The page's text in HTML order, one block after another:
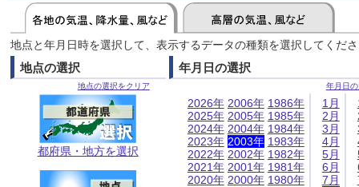
地点と年月日時を選択して、表示するデータの種類を選択してくだ
地点の選択
地点の選択をクリア
都府県・地方を選択
年月日の選択
年月日
2026年
2025年
2024年
2023年
2022年
2021年
2020年
2006年
2005年
2004年
2003年
2002年
2001年
2000年
1986年
1985年
1984年
1983年
1982年
1981年
1980年
1月
2月
3月
4月
5月
6月
7月